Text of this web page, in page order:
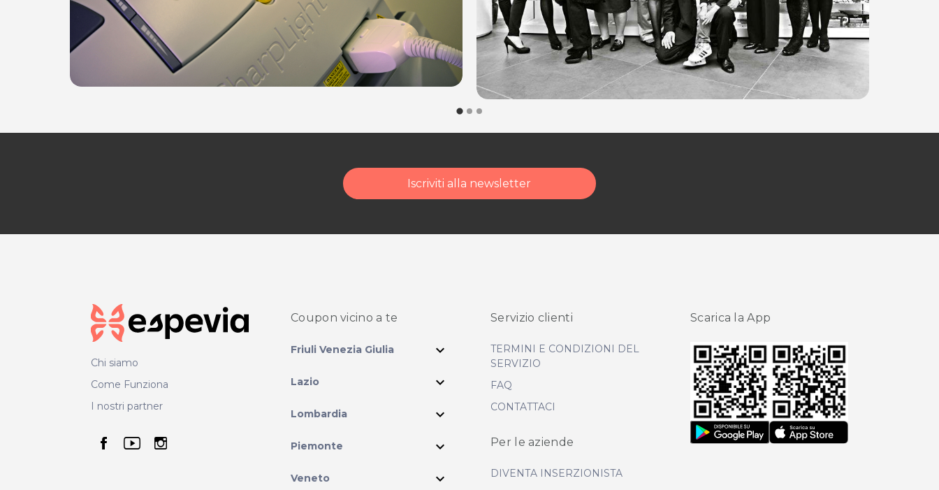
Iscriviti alla newsletter
Chi siamo
Come Funziona
I nostri partner
seguici su facebook
seguici su youtube
seguici su instagram
Coupon vicino a te
Friuli Venezia Giulia expand_more
Lazio expand_more
Lombardia expand_more
Piemonte expand_more
Veneto expand_more
Servizio clienti
TERMINI E CONDIZIONI DEL
SERVIZIO
FAQ
CONTATTACI
Per le aziende
DIVENTA INSERZIONISTA
Scarica la App